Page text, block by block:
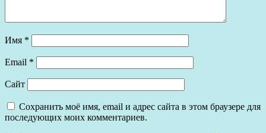
Имя *
Email *
Сайт
Сохранить моё имя, email и адрес сайта в этом браузере для
последующих моих комментариев.